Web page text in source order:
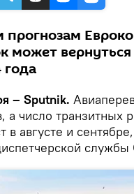
может
года
– Sputnik.
а число транзитных
в августе и